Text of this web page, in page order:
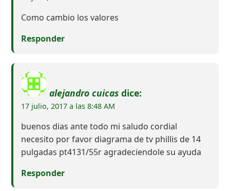
Como cambio los valores
Responder
alejandro cuicas dice:
17 julio, 2017 a las 8:48 AM
buenos dias ante todo mi saludo cordial
necesito por favor diagrama de tv phillis de 14
pulgadas pt4131/55r agradeciendole su ayuda
Responder